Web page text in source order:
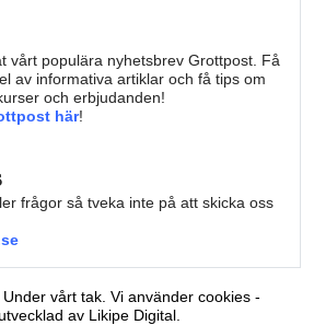
vårt populära nyhetsbrev Grottpost. Få
av informativa artiklar och få tips om
och erbjudanden!
här!
frågor så tveka inte på att skicka oss
vårt tak. Vi använder cookies -
av Likipe Digital.